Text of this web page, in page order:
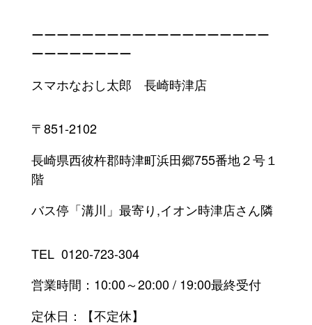
ーーーーーーーーーーーーーーーーーーー
ーーーーーーーー
スマホなおし太郎 長崎時津店
〒851-2102
長崎県西彼杵郡時津町浜田郷755番地２号１
階
バス停「溝川」最寄り,イオン時津店さん隣
TEL 0120-723-304
営業時間：10:00～20:00 / 19:00最終受付
定休日：【不定休】